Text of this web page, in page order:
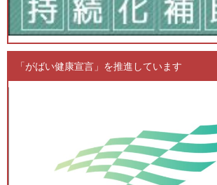
「がばい健康宣言」を推進しています